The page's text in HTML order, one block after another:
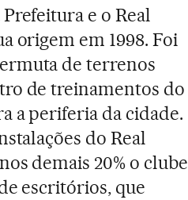
e o Real
origem em 1998. Foi
de terrenos
de treinamentos do
a periferia da cidade.
do Real
demais 20% o clube
escritórios, que